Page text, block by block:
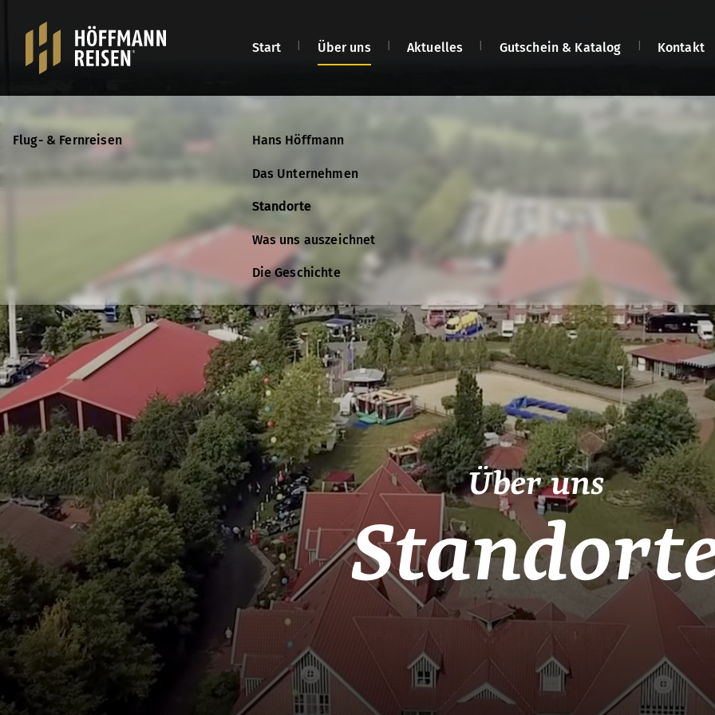
Start Über uns
Flug- & Fernreisen Hans Höffmann
Das Unternehmen
Standorte
Was uns auszeichnet
Die Geschichte
Aktuelles Gutschein & Katalog
Flug- & Fernreisen Gutschein bestellen
Katalog anfordern
Kontakt
Flug- & Fernreisen Kontakt
Über uns